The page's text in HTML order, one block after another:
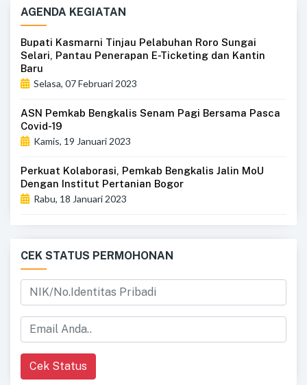
AGENDA KEGIATAN
Bupati Kasmarni Tinjau Pelabuhan Roro Sungai
Selari, Pantau Penerapan E-Ticketing dan Kantin
Baru
Selasa, 07 Februari 2023
ASN Pemkab Bengkalis Senam Pagi Bersama Pasca
Covid-19
Kamis, 19 Januari 2023
Perkuat Kolaborasi, Pemkab Bengkalis Jalin MoU
Dengan Institut Pertanian Bogor
Rabu, 18 Januari 2023
CEK STATUS PERMOHONAN
Cek Status